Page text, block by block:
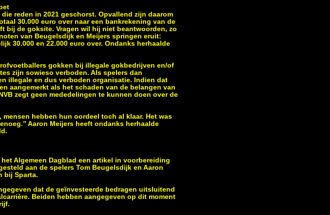
reden in 2021 geschorst. Opvallend zijn daarom
30.000 euro over naar een bankrekening van de
bij de goksite. Vragen wil hij niet beantwoorden, zo
van Beugelsdijk en Meijers springen eruit:
30.000 en 22.000 euro over. Ondanks herhaalde
gokken bij illegale gokbedrijven en/of
zijn sowieso verboden. Als spelers dan
illegale en dus verboden organisatie. Indien dat
aangemerkt als het schaden van de belangen van
zegt geen mededelingen te kunnen doen over de
hebben hun oordeel toch al klaar. Het was
Aaron Meijers heeft ondanks herhaalde
Algemeen Dagblad een artikel in voorbereiding
aan de spelers Tom Beugelsdijk en Aaron
bij Sparta.
dat de geïnvesteerde bedragen uitsluitend
Beiden hebben aangegeven op dit moment